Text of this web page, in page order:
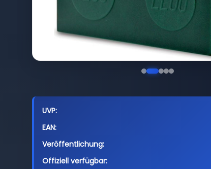
UVP:
EAN:
Veröffentlichung:
Offiziell verfügbar: